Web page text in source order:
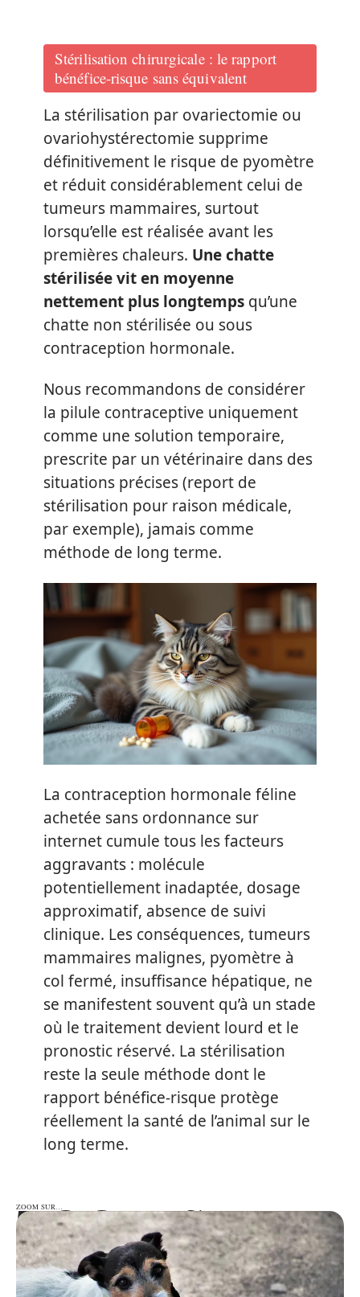
Stérilisation chirurgicale : le rapport
bénéfice-risque sans équivalent
La stérilisation par ovariectomie ou
ovariohystérectomie supprime
définitivement le risque de pyomètre
et réduit considérablement celui de
tumeurs mammaires, surtout
lorsqu’elle est réalisée avant les
premières chaleurs. Une chatte
stérilisée vit en moyenne
nettement plus longtemps qu’une
chatte non stérilisée ou sous
contraception hormonale.
Nous recommandons de considérer
la pilule contraceptive uniquement
comme une solution temporaire,
prescrite par un vétérinaire dans des
situations précises (report de
stérilisation pour raison médicale,
par exemple), jamais comme
méthode de long terme.
La contraception hormonale féline
achetée sans ordonnance sur
internet cumule tous les facteurs
aggravants : molécule
potentiellement inadaptée, dosage
approximatif, absence de suivi
clinique. Les conséquences, tumeurs
mammaires malignes, pyomètre à
col fermé, insuffisance hépatique, ne
se manifestent souvent qu’à un stade
où le traitement devient lourd et le
pronostic réservé. La stérilisation
reste la seule méthode dont le
rapport bénéfice-risque protège
réellement la santé de l’animal sur le
long terme.
ZOOM SUR…
ZOOM SUR…